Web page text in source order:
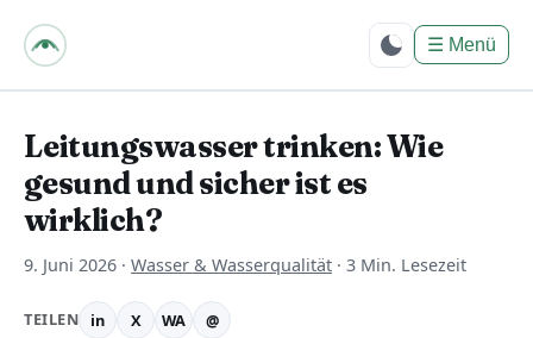
☰ Menü
Leitungswasser trinken: Wie
gesund und sicher ist es
wirklich?
9. Juni 2026 · Wasser & Wasserqualität · 3 Min. Lesezeit
TEILEN in X WA @